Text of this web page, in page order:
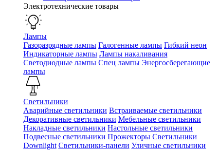
Электротехнические товары
Лампы
Газоразрядные лампы Галогенные лампы Гибкий неон
Индикаторные лампы Лампы накаливания
Светодиодные лампы Спец лампы Энергосберегающие
лампы
Светильники
Аварийные светильники Встраиваемые светильники
Декоративные светильники Мебельные светильники
Накладные светильники Настольные светильники
Подвесные светильники Прожекторы Светильники
Downlight Светильники-панели Уличные светильники